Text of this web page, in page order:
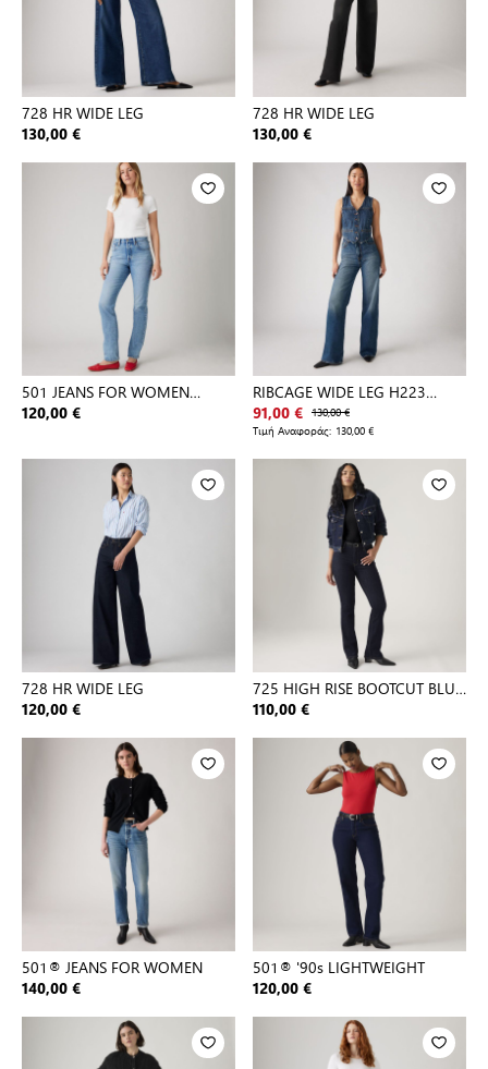
728 HR WIDE LEG
130,00 €
728 HR WIDE LEG
130,00 €
501 JEANS FOR WOMEN
HOLLOW DAY
120,00 €
RIBCAGE WIDE LEG H223
DARK INDIGO - WORN IN
91,00 € 130,00 €
Τιμή Αναφοράς: 130,00 €
728 HR WIDE LEG
120,00 €
725 HIGH RISE BOOTCUT BLUE
WAV
110,00 €
501® JEANS FOR WOMEN
140,00 €
501® '90s LIGHTWEIGHT
120,00 €